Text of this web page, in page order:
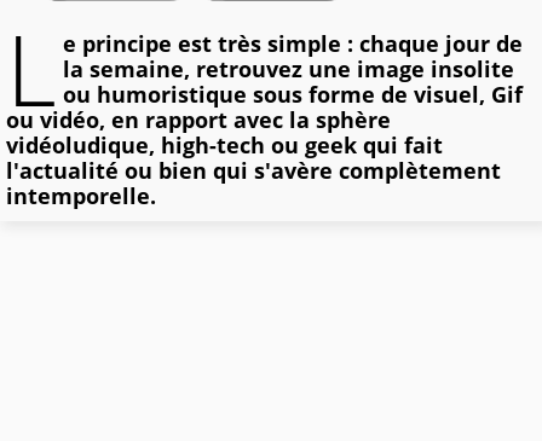
L e principe est très simple : chaque jour de
la semaine, retrouvez une image insolite
ou humoristique sous forme de visuel, Gif
ou vidéo, en rapport avec la sphère
vidéoludique, high-tech ou geek qui fait
l'actualité ou bien qui s'avère complètement
intemporelle.